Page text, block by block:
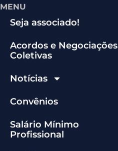
MENU
Seja associado!
Acordos e Negociações
Coletivas
Notícias
Convênios
Salário Mínimo
Profissional